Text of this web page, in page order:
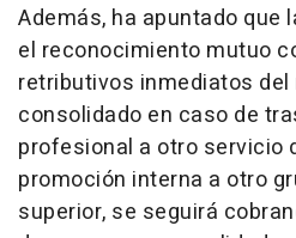
Además, ha apuntado que
el reconocimiento mutuo
retributivos inmediatos del
consolidado en caso de
profesional a otro servicio
promoción interna a otro
superior, se seguirá